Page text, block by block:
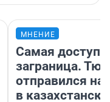
МНЕНИЕ
Самая
заграница.
отправился
в